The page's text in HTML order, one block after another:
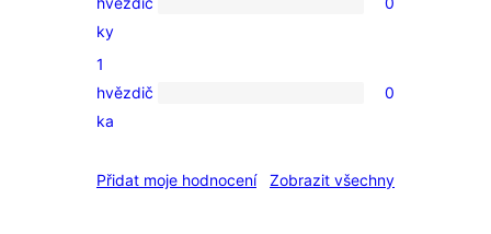
0
2hvězdičkové
hodnocení
ky
0
1hvězdičkové
1
hvězdič
ka
0
Přidat moje hodnocení Zobrazit všechnyrecenze